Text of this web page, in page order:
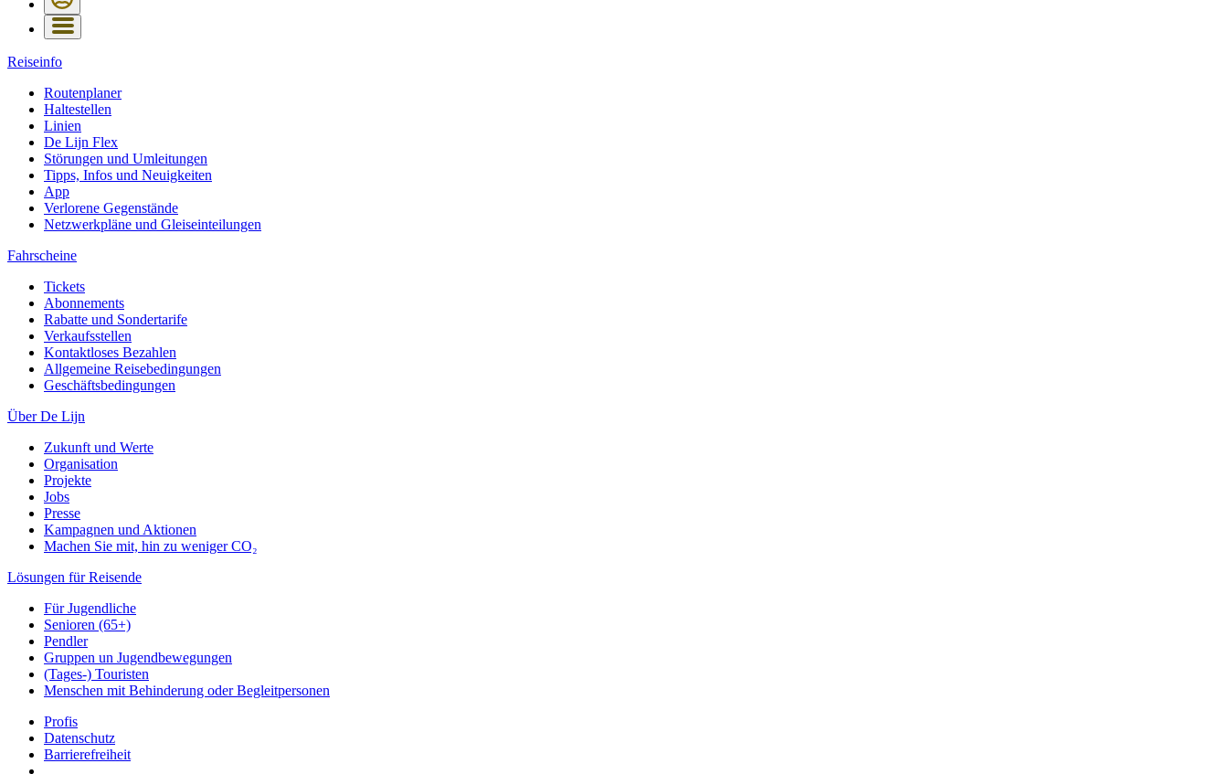
Reiseinfo
Routenplaner
Haltestellen
Linien
De Lijn Flex
Störungen und Umleitungen
Tipps, Infos und Neuigkeiten
App
Verlorene Gegenstände
Netzwerkpläne und Gleiseinteilungen
Fahrscheine
Tickets
Abonnements
Rabatte und Sondertarife
Verkaufsstellen
Kontaktloses Bezahlen
Allgemeine Reisebedingungen
Geschäftsbedingungen
Über De Lijn
Zukunft und Werte
Organisation
Projekte
Jobs
Presse
Kampagnen und Aktionen
Machen Sie mit, hin zu weniger CO₂
Lösungen für Reisende
Für Jugendliche
Senioren (65+)
Pendler
Gruppen un Jugendbewegungen
(Tages-) Touristen
Menschen mit Behinderung oder Begleitpersonen
Profis
Datenschutz
Barrierefreiheit